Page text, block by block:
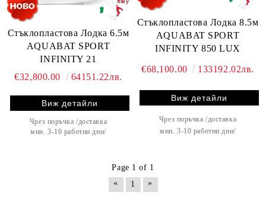
Стъклопластова Лодка 6.5м
AQUABAT SPORT
INFINITY 21
€32,800.00
64151.22лв.
Виж детайли
Чрез поръчка /доставка
мин. 3-10 работни дни/
Стъклопластова Лодка 8.5м
AQUABAT SPORT
INFINITY 850 LUX
€68,100.00 133192.02лв.
Виж детайли
Чрез поръчка /доставка
мин. 3-10 работни дни/
Page 1 of 1
«
1 »